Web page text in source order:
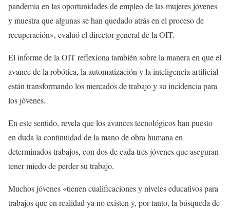
pandemia en las oportunidades de empleo de las mujeres jóvenes
y muestra que algunas se han quedado atrás en el proceso de
recuperación», evaluó el director general de la OIT.
El informe de la OIT reflexiona también sobre la manera en que el
avance de la robótica, la automatización y la inteligencia artificial
están transformando los mercados de trabajo y su incidencia para
los jóvenes.
En este sentido, revela que los avances tecnológicos han puesto
en duda la continuidad de la mano de obra humana en
determinados trabajos, con dos de cada tres jóvenes que aseguran
tener miedo de perder su trabajo.
Muchos jóvenes «tienen cualificaciones y niveles educativos para
trabajos que en realidad ya no existen y, por tanto, la búsqueda de